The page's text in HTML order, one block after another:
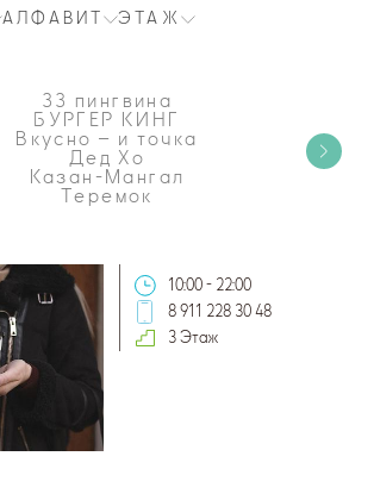
АЛФАВИТ ЭТАЖ
33 пингвина
БУРГЕР КИНГ
Вкусно – и точка
Дед Хо
Казан-Мангал
Теремок
10:00 - 22:00
8 911 228 30 48
3 Этаж